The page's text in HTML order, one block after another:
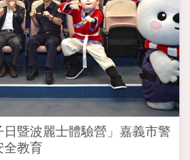
日暨波麗士體驗營」嘉義市警
全教育